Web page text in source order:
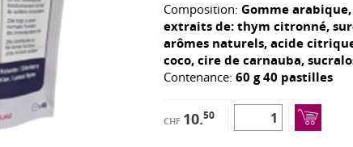
Composition: Gomme
extraits de: thym citronné,
arômes naturels, acide
coco, cire de carnauba,
Contenance: 60 g 40 pastilles
CHF 10.50